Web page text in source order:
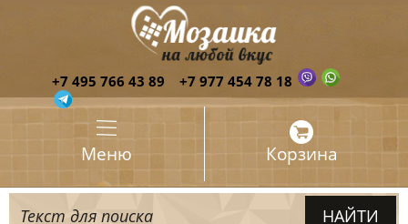
+7 495 766 43 89 +7 977 454 78 18
Меню Корзина